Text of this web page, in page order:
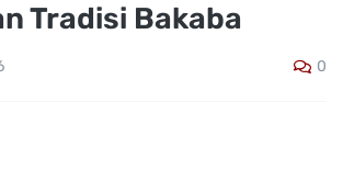
Tradisi Bakaba
0